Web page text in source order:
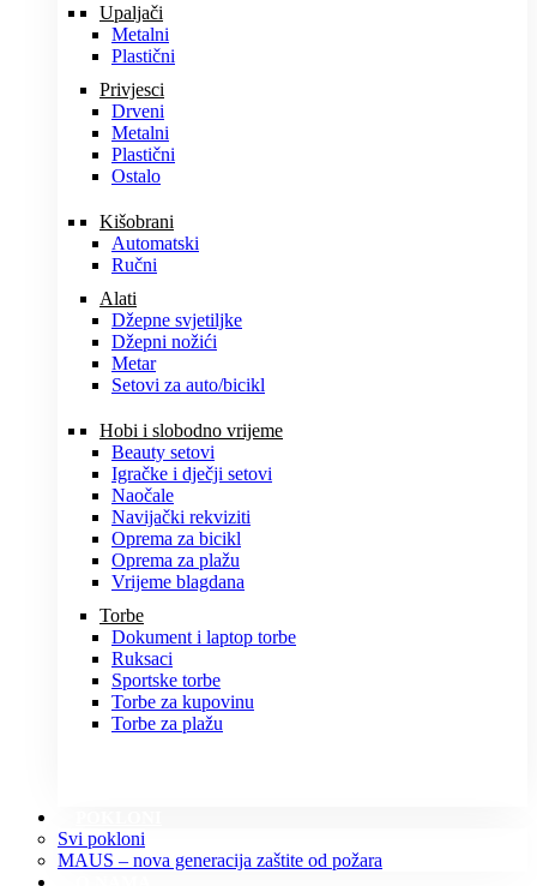
Upaljači
Metalni
Plastični
Privjesci
Drveni
Metalni
Plastični
Ostalo
Kišobrani
Automatski
Ručni
Alati
Džepne svjetiljke
Džepni nožići
Metar
Setovi za auto/bicikl
Hobi i slobodno vrijeme
Beauty setovi
Igračke i dječji setovi
Naočale
Navijački rekviziti
Oprema za bicikl
Oprema za plažu
Vrijeme blagdana
Torbe
Dokument i laptop torbe
Ruksaci
Sportske torbe
Torbe za kupovinu
Torbe za plažu
Svi pokloni
MAUS – nova generacija zaštite od požara